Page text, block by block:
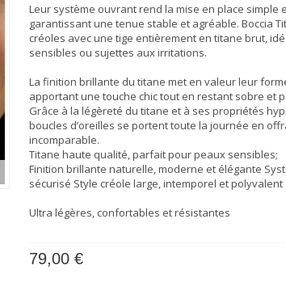
Leur système ouvrant rend la mise en place simple
garantissant une tenue stable et agréable. Boccia
créoles avec une tige entièrement en titane brut,
sensibles ou sujettes aux irritations.
La finition brillante du titane met en valeur leur
apportant une touche chic tout en restant sobre et
Grâce à la légèreté du titane et à ses propriétés
boucles d’oreilles se portent toute la journée en
incomparable.
Titane haute qualité, parfait pour peaux sensibles;
Finition brillante naturelle, moderne et élégante
sécurisé Style créole large, intemporel et polyvalent
Ultra légères, confortables et résistantes
79,00 €